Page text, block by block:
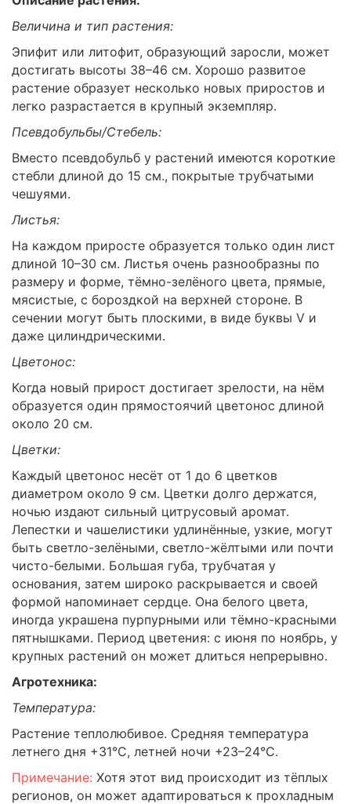
Величина и тип растения:
Эпифит или литофит, образующий заросли, может
достигать высоты 38–46 см. Хорошо развитое
растение образует несколько новых приростов и
легко разрастается в крупный экземпляр.
Псевдобульбы/Стебель:
Вместо псевдобульб у растений имеются короткие
стебли длиной до 15 см., покрытые трубчатыми
чешуями.
Листья:
На каждом приросте образуется только один лист
длиной 10–30 см. Листья очень разнообразны по
размеру и форме, тёмно-зелёного цвета, прямые,
мясистые, с бороздкой на верхней стороне. В
сечении могут быть плоскими, в виде буквы V и
даже цилиндрическими.
Цветонос:
Когда новый прирост достигает зрелости, на нём
образуется один прямостоячий цветонос длиной
около 20 см.
Цветки:
Каждый цветонос несёт от 1 до 6 цветков
диаметром около 9 см. Цветки долго держатся,
ночью издают сильный цитрусовый аромат.
Лепестки и чашелистики удлинённые, узкие, могут
быть светло-зелёными, светло-жёлтыми или почти
чисто-белыми. Большая губа, трубчатая у
основания, затем широко раскрывается и своей
формой напоминает сердце. Она белого цвета,
иногда украшена пурпурными или тёмно-красными
пятнышками. Период цветения: с июня по ноябрь, у
крупных растений он может длиться непрерывно.
Агротехника:
Температура:
Растение теплолюбивое. Средняя температура
летнего дня +31°С, летней ночи +23–24°С.
Примечание: Хотя этот вид происходит из тёплых
регионов, он может адаптироваться к прохладным